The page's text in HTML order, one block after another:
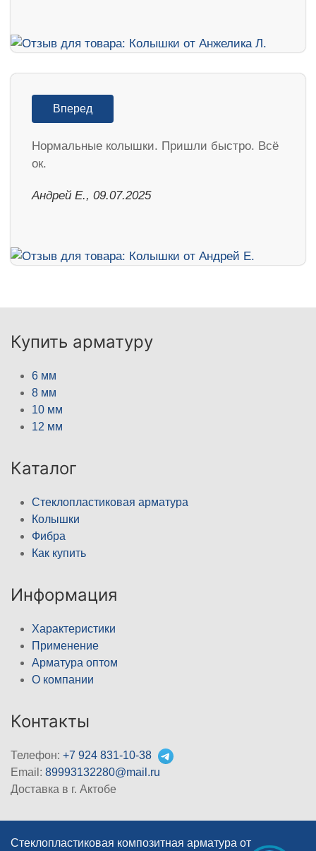
Вперед
Нормальные колышки. Пришли быстро. Всё
ок.
Андрей Е., 09.07.2025
Купить арматуру
6 мм
8 мм
10 мм
12 мм
Каталог
Стеклопластиковая арматура
Колышки
Фибра
Как купить
Информация
Характеристики
Применение
Арматура оптом
О компании
Контакты
Телефон: +7 924 831-10-38
Email: 89993132280@mail.ru
Доставка в г. Актобе
Стеклопластиковая композитная арматура от